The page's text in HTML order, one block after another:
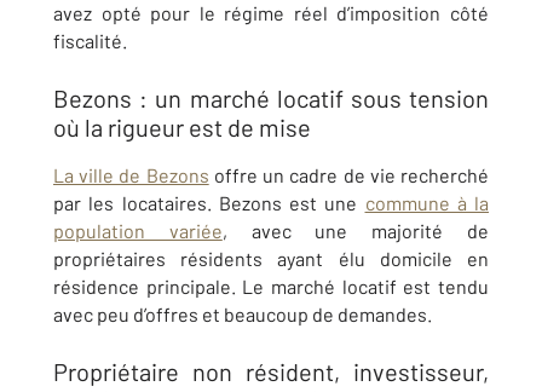
avez opté pour le régime réel d’imposition côté
fiscalité.
Bezons : un marché locatif sous tension
où la rigueur est de mise
La ville de Bezons offre un cadre de vie recherché
par les locataires. Bezons est une commune à la
population variée, avec une majorité de
propriétaires résidents ayant élu domicile en
résidence principale. Le marché locatif est tendu
avec peu d’offres et beaucoup de demandes.
Propriétaire non résident, investisseur,